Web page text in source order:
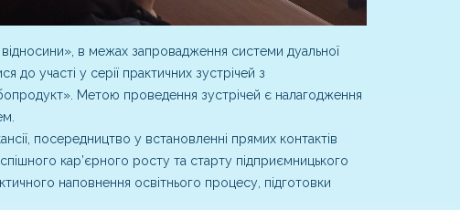
в межах запровадження системи дуальної
до участі у серії практичних зустрічей з
Метою проведення зустрічей є налагодження
посередництво у встановленні прямих контактів
кар’єрного росту та старту підприємницького
наповнення освітнього процесу, підготовки